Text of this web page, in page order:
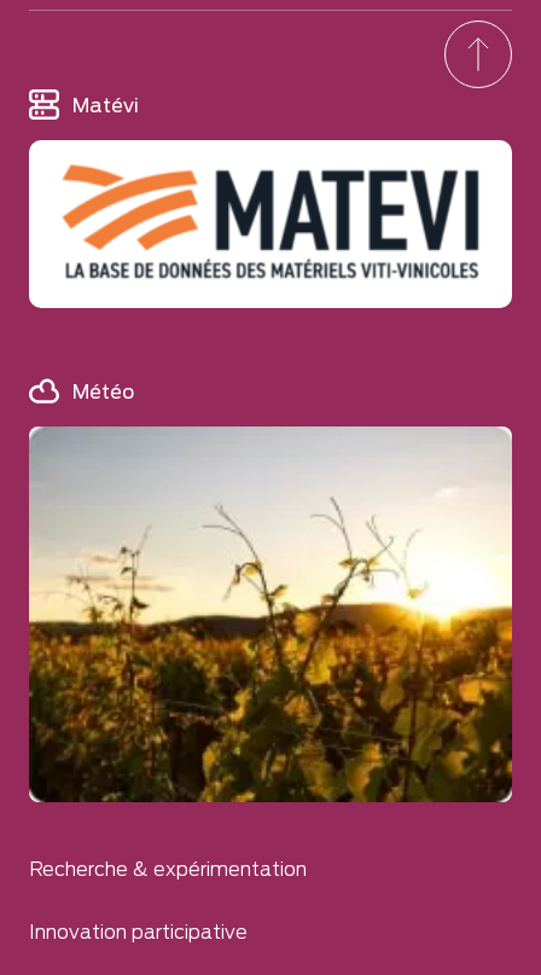
Matévi
Météo
Recherche & expérimentation
Innovation participative